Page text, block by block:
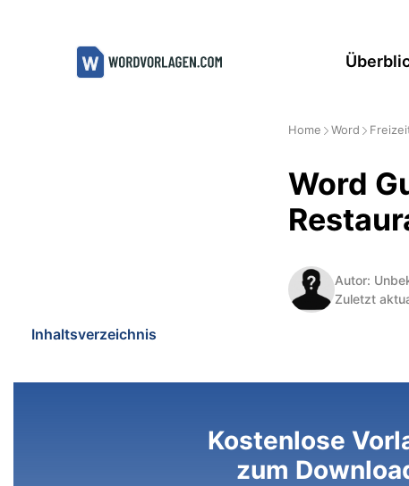
Home Word
Word
Autor:
Zuletzt
Inhaltsverzeichnis
Kostenlose
zum